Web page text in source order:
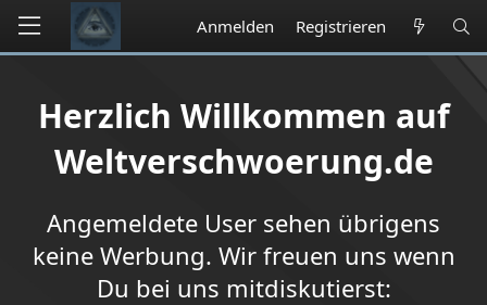
Anmelden Registrieren
Herzlich Willkommen auf
Weltverschwoerung.de
Angemeldete User sehen übrigens
keine Werbung. Wir freuen uns wenn
Du bei uns mitdiskutierst: